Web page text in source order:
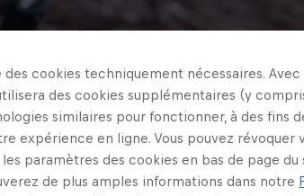
cookies techniquement nécessaires.
des cookies supplémentaires (y
similaires pour fonctionner, à des fins
expérience en ligne. Vous pouvez révoquer
paramètres des cookies en bas de page
de plus amples informations dans notre